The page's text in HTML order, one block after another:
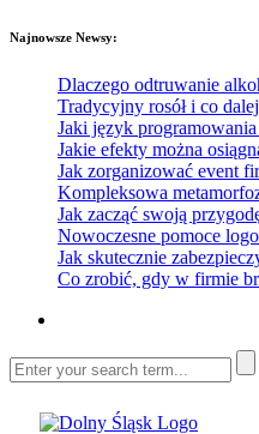
Najnowsze Newsy:
Dlaczego odtruwanie
Tradycyjny rosół i co
Jaki język
Jakie efekty można
Jak zorganizować event
Kompleksowa
Jak zacząć swoją
Nowoczesne pomoce
Jak skutecznie
Co zrobić, gdy w firmie